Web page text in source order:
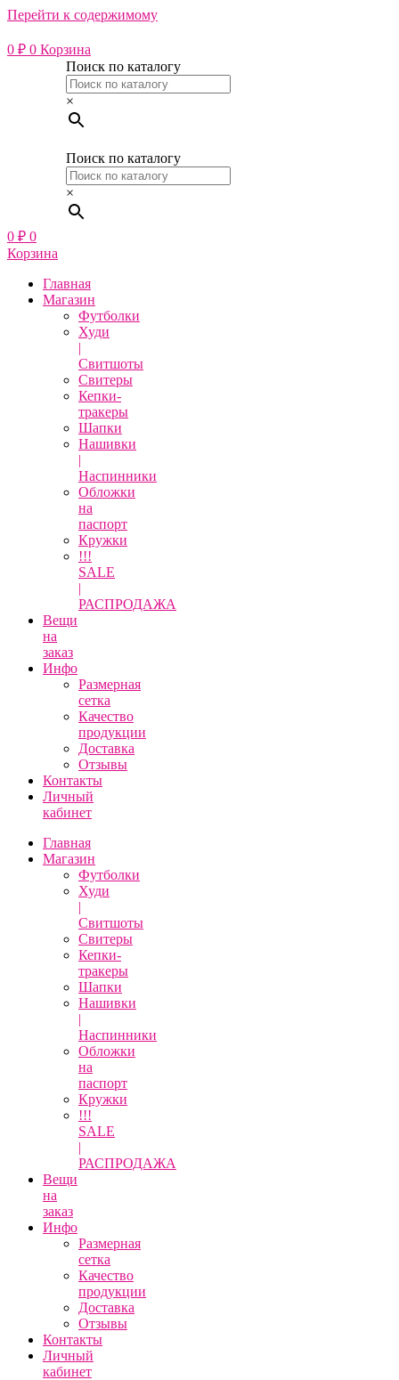
Перейти к содержимому
0 ₽ 0 Корзина
Поиск по каталогу
×
Поиск по каталогу
×
0 ₽ 0
Корзина
Главная
Магазин
Футболки
Худи
|
Свитшоты
Свитеры
Кепки-
тракеры
Шапки
Нашивки
|
Наспинники
Обложки
на
паспорт
Кружки
!!!
SALE
|
РАСПРОДАЖА
Вещи
на
заказ
Инфо
Размерная
сетка
Качество
продукции
Доставка
Отзывы
Контакты
Личный
кабинет
Главная
Магазин
Футболки
Худи
|
Свитшоты
Свитеры
Кепки-
тракеры
Шапки
Нашивки
|
Наспинники
Обложки
на
паспорт
Кружки
!!!
SALE
|
РАСПРОДАЖА
Вещи
на
заказ
Инфо
Размерная
сетка
Качество
продукции
Доставка
Отзывы
Контакты
Личный
кабинет